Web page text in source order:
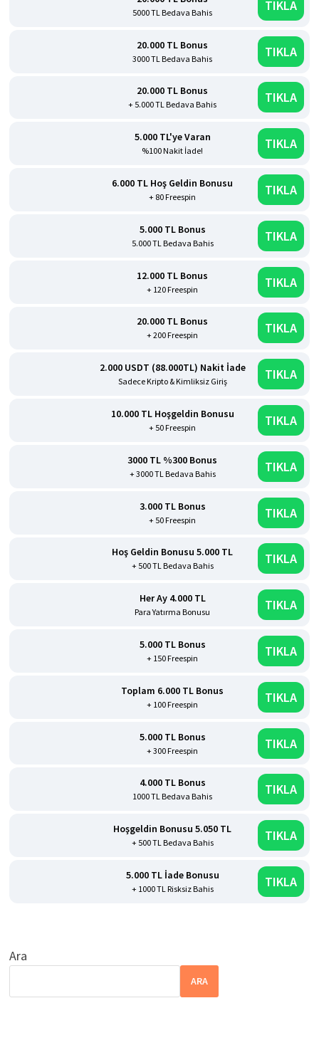
5000 TL Bedava Bahis TIKLA
20.000 TL Bonus
3000 TL Bedava Bahis TIKLA
20.000 TL Bonus
+ 5.000 TL Bedava Bahis TIKLA
5.000 TL'ye Varan
%100 Nakit İade! TIKLA
6.000 TL Hoş Geldin Bonusu
+ 80 Freespin TIKLA
5.000 TL Bonus
5.000 TL Bedava Bahis TIKLA
12.000 TL Bonus
+ 120 Freespin TIKLA
20.000 TL Bonus
+ 200 Freespin TIKLA
2.000 USDT (88.000TL) Nakit İade
Sadece Kripto & Kimliksiz Giriş TIKLA
10.000 TL Hoşgeldin Bonusu
+ 50 Freespin TIKLA
3000 TL %300 Bonus
+ 3000 TL Bedava Bahis TIKLA
3.000 TL Bonus
+ 50 Freespin TIKLA
Hoş Geldin Bonusu 5.000 TL
+ 500 TL Bedava Bahis TIKLA
Her Ay 4.000 TL
Para Yatırma Bonusu TIKLA
5.000 TL Bonus
+ 150 Freespin TIKLA
Toplam 6.000 TL Bonus
+ 100 Freespin TIKLA
5.000 TL Bonus
+ 300 Freespin TIKLA
4.000 TL Bonus
1000 TL Bedava Bahis TIKLA
Hoşgeldin Bonusu 5.050 TL
+ 500 TL Bedava Bahis TIKLA
5.000 TL İade Bonusu
+ 1000 TL Risksiz Bahis TIKLA
Ara
ARA